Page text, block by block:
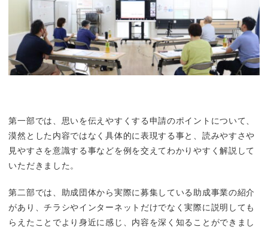
第一部では、思いを伝えやすくする申請のポイントについて、
漠然とした内容ではなく具体的に表現する事と、読みやすさや
見やすさを意識する事などを例を交えてわかりやすく解説して
いただきました。
第二部では、助成団体から実際に募集している助成事業の紹介
があり、チラシやインターネットだけでなく実際に説明しても
らえたことでより身近に感じ、内容を深く知ることができまし